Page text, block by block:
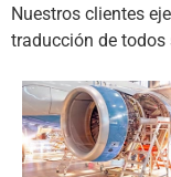
Nuestros clientes
traducción de